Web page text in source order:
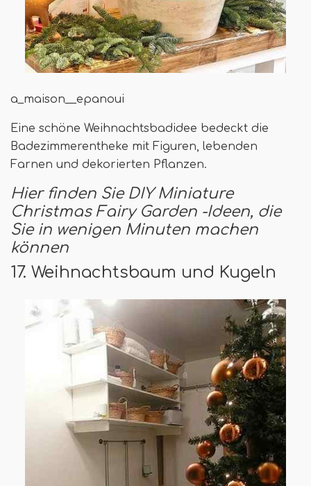
a_maison__epanoui
Eine schöne Weihnachtsbadidee bedeckt die
Badezimmerentheke mit Figuren, lebenden
Farnen und dekorierten Pflanzen.
Hier finden Sie DIY Miniature
Christmas Fairy Garden -Ideen, die
Sie in wenigen Minuten machen
können
17. Weihnachtsbaum und Kugeln